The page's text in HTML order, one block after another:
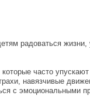
радоваться
часто
навязчивые
с эмоциональными